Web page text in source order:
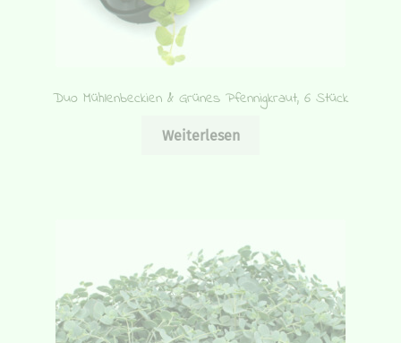
Duo Mühlenbeckien & Grünes Pfennigkraut, 6 Stück
Weiterlesen